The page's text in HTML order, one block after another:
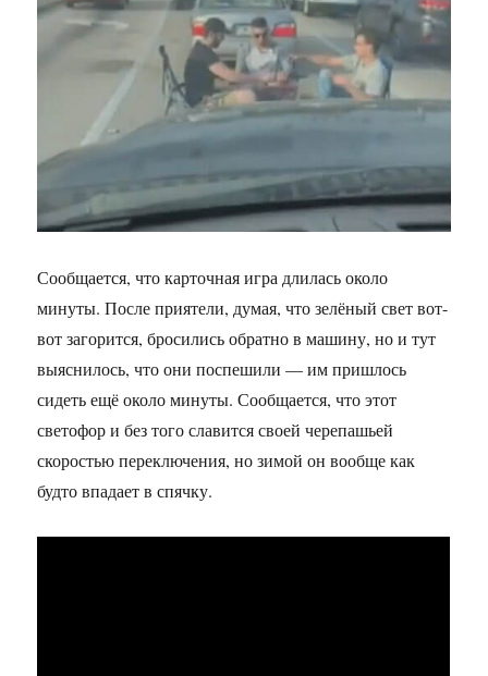
Сообщается, что карточная игра длилась около
минуты. После приятели, думая, что зелёный свет вот-
вот загорится, бросились обратно в машину, но и тут
выяснилось, что они поспешили — им пришлось
сидеть ещё около минуты. Сообщается, что этот
светофор и без того славится своей черепашьей
скоростью переключения, но зимой он вообще как
будто впадает в спячку.